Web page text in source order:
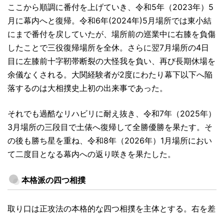
ここから順調に番付を上げていき、令和5年（2023年）5
月に幕内へと復帰。令和6年(2024年)5月場所では東小結
にまで番付を戻していたが、場所前の巡業中に右膝を負傷
したことで三役復帰場所を全休。さらに翌7月場所の4日
目に左膝前十字靭帯断裂の大怪我を負い、再び長期休場を
余儀なくされる。大関経験者が2度にわたり幕下以下へ陥
落するのは大相撲史上初の出来事であった。
それでも過酷なリハビリに耐え抜き、令和7年（2025年）
3月場所の三段目で土俵へ復帰して全勝優勝を果たす。そ
の後も勝ち星を重ね、令和8年（2026年）1月場所におい
て二度目となる幕内への返り咲きを果たした。
本格派の四つ相撲
取り口は正攻法の本格的な四つ相撲を主体とする。右を差